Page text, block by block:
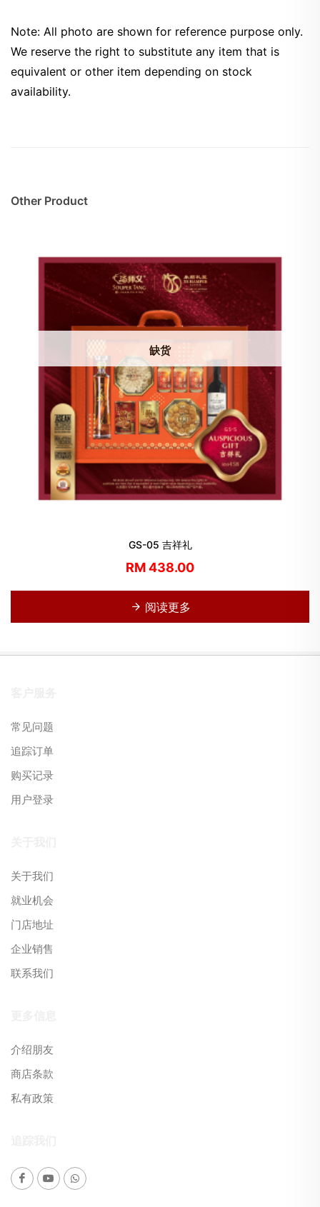
Note: All photo are shown for reference purpose only.
We reserve the right to substitute any item that is
equivalent or other item depending on stock
availability.
Other Product
缺货
GS-05 吉祥礼
RM 438.00
阅读更多
常见问题
追踪订单
购买记录
用户登录
关于我们
就业机会
门店地址
企业销售
联系我们
介绍朋友
商店条款
私有政策